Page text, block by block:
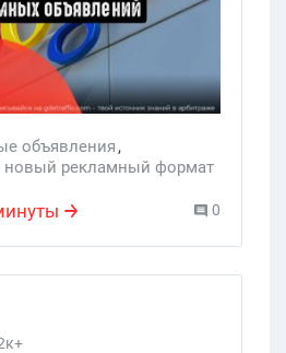
объявления,
новый рекламный формат
0